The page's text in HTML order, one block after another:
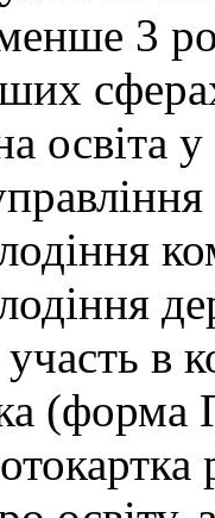
3
освіта
в